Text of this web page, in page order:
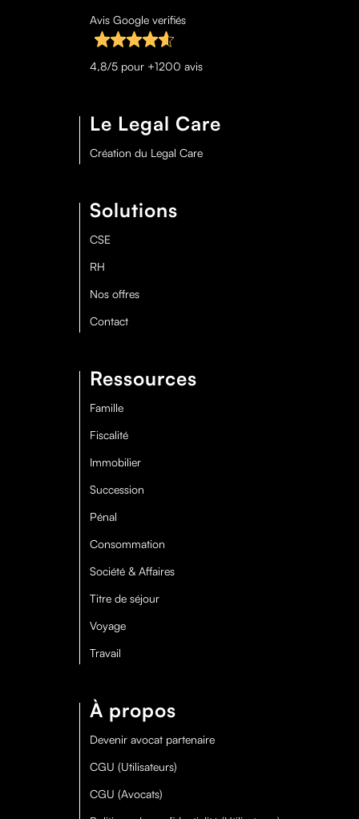
Avis Google verifiés
4,8/5 pour +1200 avis
Le Legal Care
Création du Legal Care
Solutions
CSE
RH
Nos offres
Contact
Ressources
Famille
Fiscalité
Immobilier
Succession
Pénal
Consommation
Société & Affaires
Titre de séjour
Voyage
Travail
À propos
Devenir avocat partenaire
CGU (Utilisateurs)
CGU (Avocats)